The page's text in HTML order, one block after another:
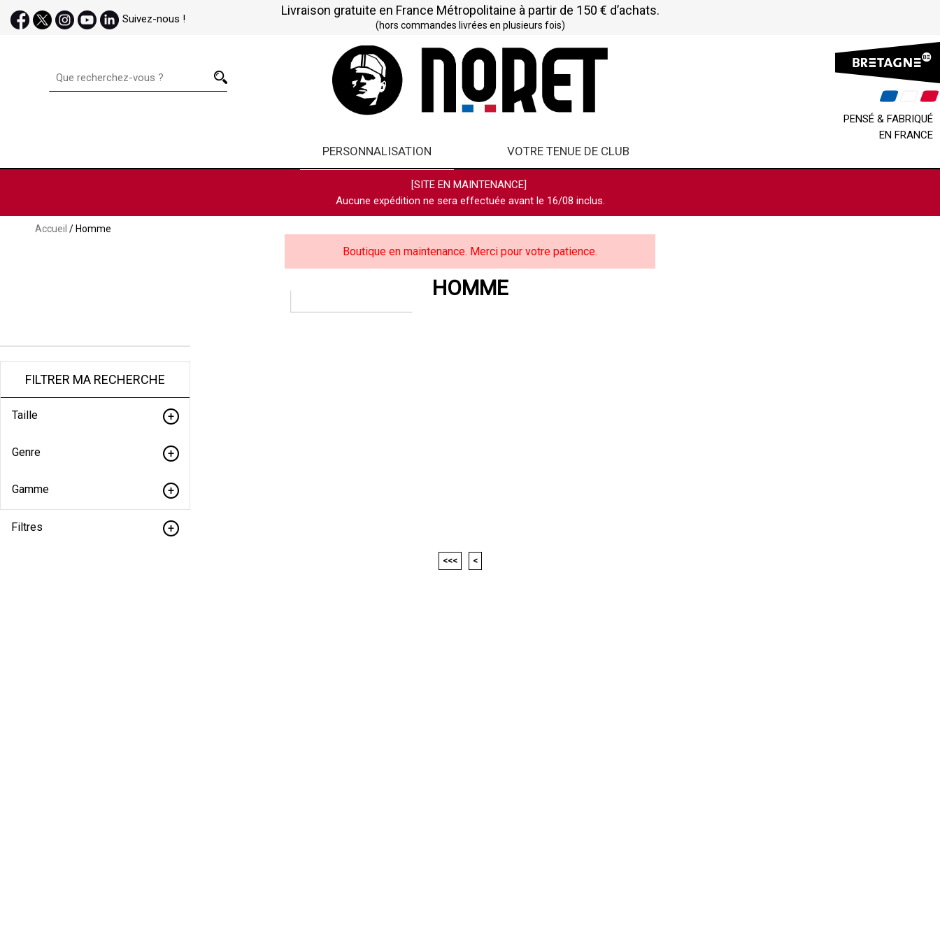
Suivez-nous !
Livraison gratuite en France Métropolitaine à partir de 150 € d’achats.
(hors commandes livrées en plusieurs fois)
PENSÉ & FABRIQUÉ
EN FRANCE
PERSONNALISATION VOTRE TENUE DE CLUB
[SITE EN MAINTENANCE]
Aucune expédition ne sera effectuée avant le 16/08 inclus.
Accueil / Homme
Boutique en maintenance. Merci pour votre patience.
HOMME
FILTRER MA RECHERCHE
Taille
Genre
Gamme
Filtres
<<< <